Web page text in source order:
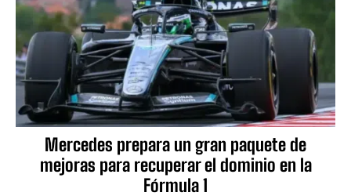
Mercedes prepara un gran paquete de
mejoras para recuperar el dominio en la
Fórmula 1